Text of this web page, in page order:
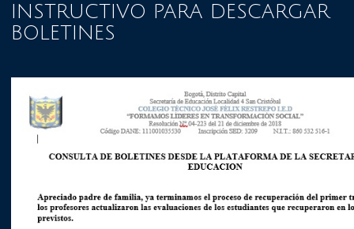
INSTRUCTIVO PARA DESCARGAR
BOLETINES